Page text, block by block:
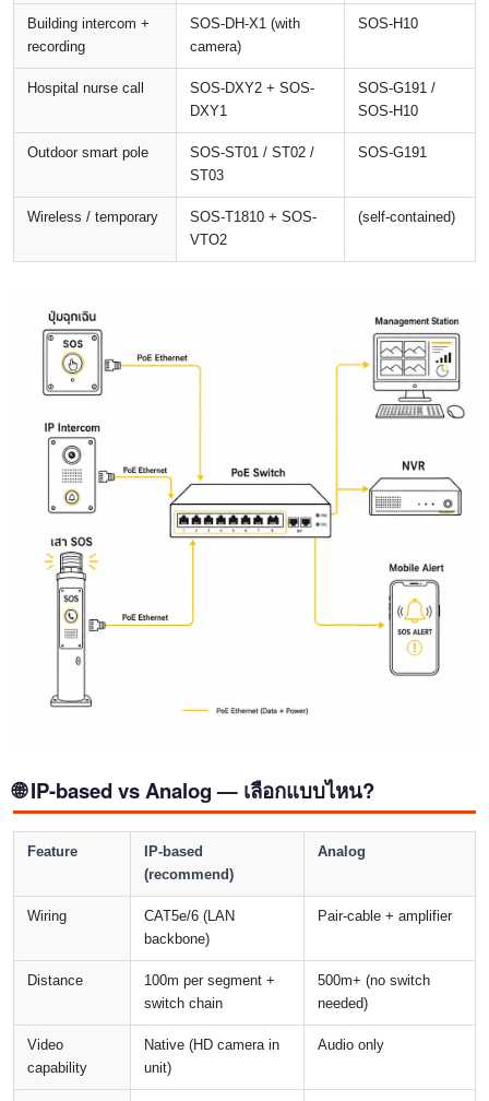
Building intercom +
recording
SOS-DH-X1 (with
camera)
SOS-H10
Hospital nurse call
SOS-DXY2 + SOS-
DXY1
SOS-G191 /
SOS-H10
Outdoor smart pole
SOS-ST01 / ST02 /
ST03
SOS-G191
Wireless / temporary
SOS-T1810 + SOS-
VTO2
(self-contained)
🌐 IP-based vs Analog — เลือกแบบไหน?
Feature
IP-based
(recommend)
Analog
Wiring
CAT5e/6 (LAN
backbone)
Pair-cable + amplifier
Distance
100m per segment +
switch chain
500m+ (no switch
needed)
Video
capability
Native (HD camera in
unit)
Audio only